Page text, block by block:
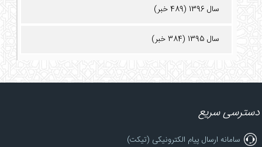
سال 1396 (489 خبر)
سال 1395 (384 خبر)
دسترسی سریع
سامانه ارسال پیام الکترونیکی (تیکت)